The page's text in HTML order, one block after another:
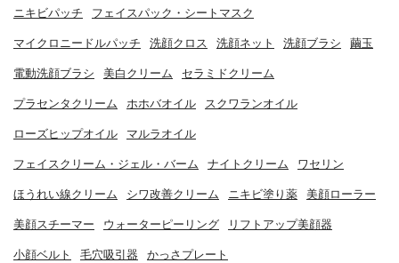
ニキビパッチ フェイスパック・シートマスク
マイクロニードルパッチ 洗顔クロス 洗顔ネット 洗顔ブラシ 繭玉
電動洗顔ブラシ 美白クリーム セラミドクリーム
プラセンタクリーム ホホバオイル スクワランオイル
ローズヒップオイル マルラオイル
フェイスクリーム・ジェル・バーム ナイトクリーム ワセリン
ほうれい線クリーム シワ改善クリーム ニキビ塗り薬 美顔ローラー
美顔スチーマー ウォーターピーリング リフトアップ美顔器
小顔ベルト 毛穴吸引器 かっさプレート